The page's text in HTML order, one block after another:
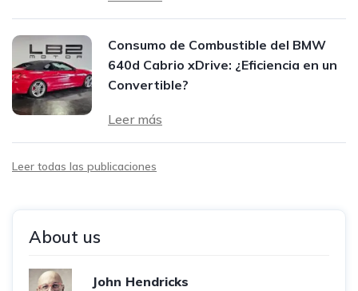
Consumo de Combustible del BMW
640d Cabrio xDrive: ¿Eficiencia en un
Convertible?
Leer más
Leer todas las publicaciones
About us
John Hendricks